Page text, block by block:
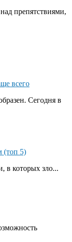
препятствиями,
всего
Сегодня в
(топ 5)
в которых зло...